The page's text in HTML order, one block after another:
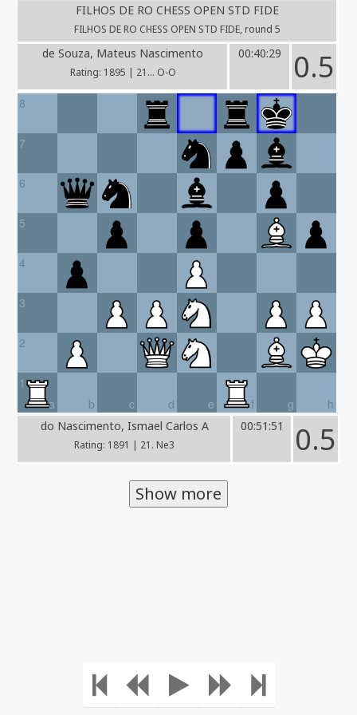
FILHOS DE RO CHESS OPEN STD FIDE
FILHOS DE RO CHESS OPEN STD FIDE, round 5
de Souza, Mateus Nascimento
Rating: 1895 | 21... O-O
00:40:29 0.5
8
7
6
5
4
3
2
a
1
b
c d e f g h
do Nascimento, Ismael Carlos A
Rating: 1891 | 21. Ne3
00:51:51 0.5
Show more